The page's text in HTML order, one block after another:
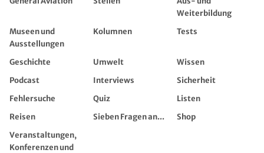
Weiterbildung
Museen und
Ausstellungen
Kolumnen Tests
Geschichte Umwelt
Wissen
Podcast
Interviews
Sicherheit
Fehlersuche
Quiz
Listen
Reisen
Sieben Fragen an...
Shop
Veranstaltungen,
Konferenzen und